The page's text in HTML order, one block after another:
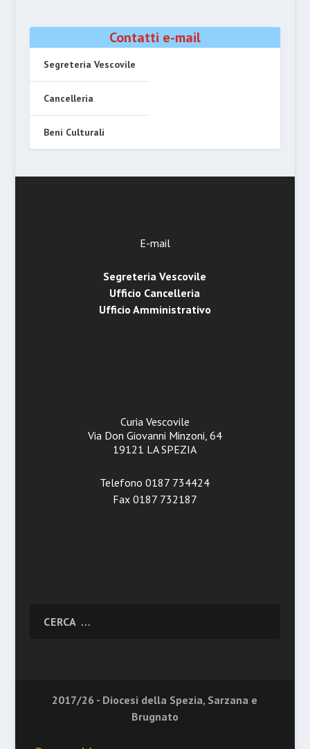
Contatti e-mail
Segreteria Vescovile
Cancelleria
Beni Culturali
E-mail
Segreteria Vescovile
Ufficio Cancelleria
Ufficio Amministrativo
Curia Vescovile
Via Don Giovanni Minzoni, 64
19121 LA SPEZIA
Telefono 0187 734424
Fax 0187 732187
2017/26 - Diocesi della Spezia, Sarzana e
Brugnato